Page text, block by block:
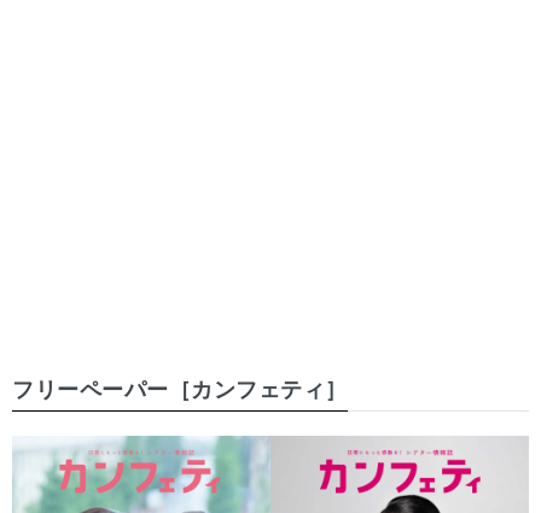
フリーペーパー［カンフェティ］